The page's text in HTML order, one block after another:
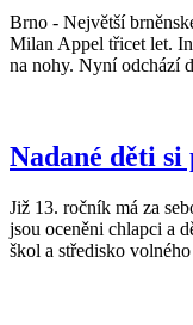
Brno - Největší
Milan Appel třicet let.
na nohy. Nyní odchází
Nadané děti
Již 13. ročník má za
jsou oceněni chlapci a
škol a středisko volného